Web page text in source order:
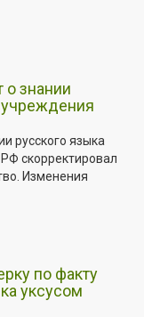
о знании
русского языка
скорректировал
Изменения
по факту
уксусом